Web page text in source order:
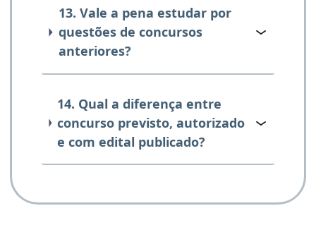
13. Vale a pena estudar por
questões de concursos
anteriores?
14. Qual a diferença entre
concurso previsto, autorizado
e com edital publicado?